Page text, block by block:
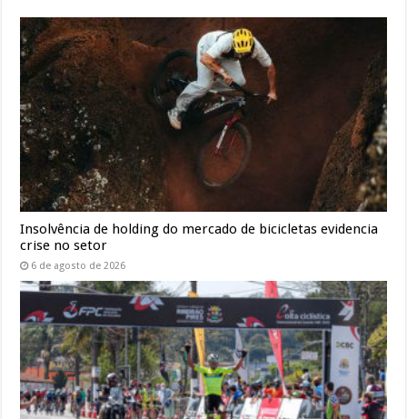
Insolvência de holding do mercado de bicicletas evidencia
crise no setor
6 de agosto de 2026